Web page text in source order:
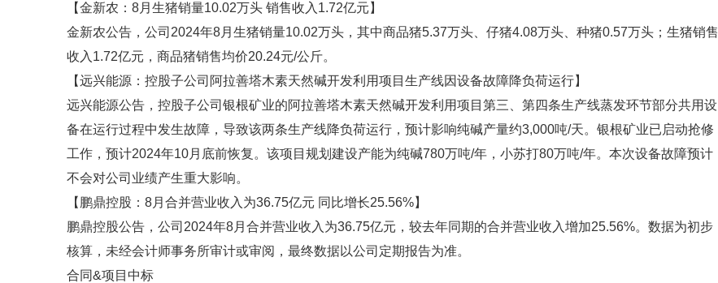
【金新农：8月生猪销量10.02万头 销售收入1.72亿元】
金新农公告，公司2024年8月生猪销量10.02万头，其中商品猪5.37万头、仔猪4.08万头、种猪0.57万头；生猪销售
收入1.72亿元，商品猪销售均价20.24元/公斤。
【远兴能源：控股子公司阿拉善塔木素天然碱开发利用项目生产线因设备故障降负荷运行】
远兴能源公告，控股子公司银根矿业的阿拉善塔木素天然碱开发利用项目第三、第四条生产线蒸发环节部分共用设
备在运行过程中发生故障，导致该两条生产线降负荷运行，预计影响纯碱产量约3,000吨/天。银根矿业已启动抢修
工作，预计2024年10月底前恢复。该项目规划建设产能为纯碱780万吨/年，小苏打80万吨/年。本次设备故障预计
不会对公司业绩产生重大影响。
【鹏鼎控股：8月合并营业收入为36.75亿元 同比增长25.56%】
鹏鼎控股公告，公司2024年8月合并营业收入为36.75亿元，较去年同期的合并营业收入增加25.56%。数据为初步
核算，未经会计师事务所审计或审阅，最终数据以公司定期报告为准。
合同&项目中标